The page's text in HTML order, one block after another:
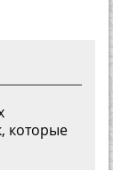
которые